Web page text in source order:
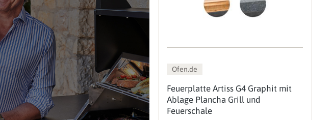
Ofen.de
Feuerplatte Artiss G4 Graphit mit
Ablage Plancha Grill und
Feuerschale